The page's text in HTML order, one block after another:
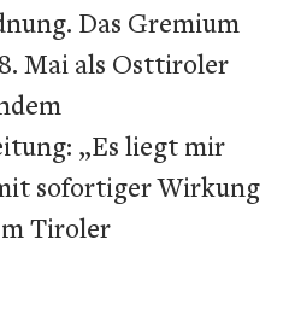
Das Gremium
Mai als Osttiroler
„Es liegt mir
sofortiger Wirkung
Tiroler